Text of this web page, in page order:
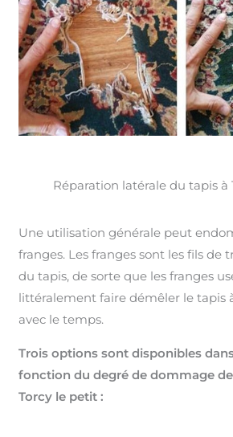
Réparation latérale du tapis à
Une utilisation générale peut
franges. Les franges sont les fils de
du tapis, de sorte que les franges
littéralement faire démêler le tapis
avec le temps.
Trois options sont disponibles
fonction du degré de dommage
Torcy le petit :